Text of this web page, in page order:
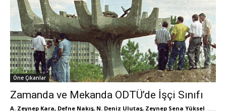
Öne Çıkanlar
Zamanda ve Mekanda ODTÜ’de İşçi Sınıfı
A. Zeynep Kara, Defne Nakış, N. Deniz Ulutaş, Zeynep Sena Yüksel -